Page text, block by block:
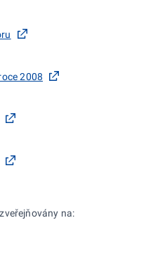
2008
na: